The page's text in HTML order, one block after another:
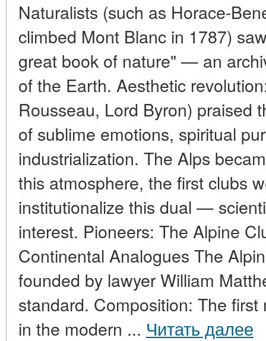
Naturalists (such as Horace-
climbed Mont Blanc in 1787)
great book of nature" — an
of the Earth. Aesthetic
Rousseau, Lord Byron) praised
of sublime emotions, spiritual
industrialization. The Alps
this atmosphere, the first clubs
institutionalize this dual —
interest. Pioneers: The Alpine
Continental Analogues The
founded by lawyer William
standard. Composition: The
in the modern ... Читать далее